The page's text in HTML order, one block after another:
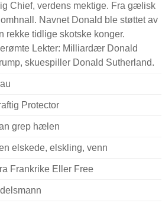
Chief, verdens mektige. Fra gælisk
Navnet Donald ble støttet av
rekke tidlige skotske konger.
Lekter: Milliardær Donald
skuespiller Donald Sutherland.
Protector
grep hælen
elskede, elskling, venn
Frankrike Eller Free